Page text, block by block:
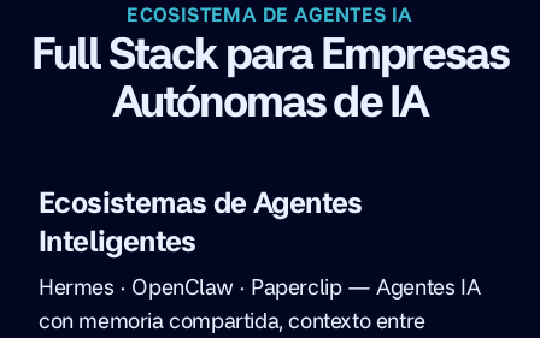
ECOSISTEMA DE AGENTES IA
Full Stack para Empresas
Autónomas de IA
Ecosistemas de Agentes
Inteligentes
Hermes · OpenClaw · Paperclip — Agentes IA
con memoria compartida, contexto entre